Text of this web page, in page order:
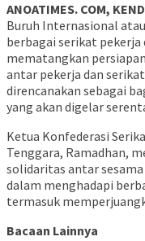
ANOATIMES. COM,
Buruh Internasional atau
berbagai serikat pekerja
mematangkan
antar pekerja dan
direncanakan sebagai
yang akan digelar
Ketua Konfederasi
Tenggara, Ramadhan,
solidaritas antar
dalam menghadapi
termasuk
Bacaan Lainnya